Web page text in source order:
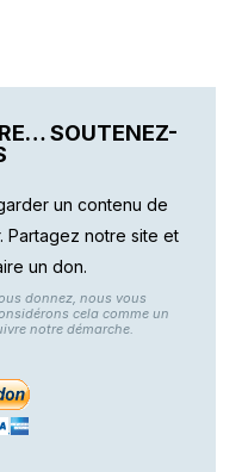
SOUTENEZ-
un contenu de
Partagez notre site et
un don.
donnez, nous vous
cela comme un
notre démarche.